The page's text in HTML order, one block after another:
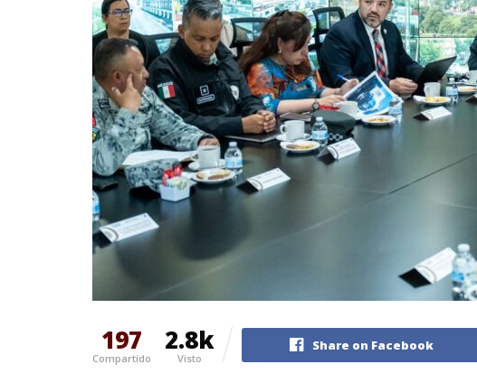
197
Compartido
2.8k
Visto
Share on Facebook